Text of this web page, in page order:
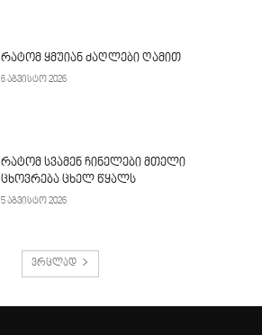
რატომ ყმუიან ძაღლები ღამით
6 აგვისტო 2026
რატომ სვამენ ჩინელები მთელი
ცხოვრება ცხელ წყალს
5 აგვისტო 2026
ვრცლად